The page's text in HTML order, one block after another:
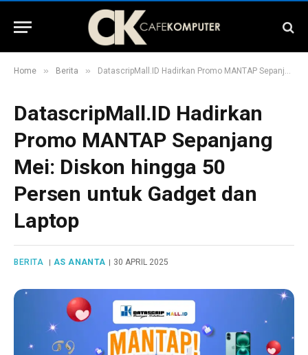
Home » Berita » DatascripMall.ID Hadirkan Promo MANTAP Sepanjang Mei: Diskon hingga 50 Persen untuk Gadget dan Laptop
DatascripMall.ID Hadirkan
Promo MANTAP Sepanjang
Mei: Diskon hingga 50
Persen untuk Gadget dan
Laptop
BERITA AS ANANTA 30 APRIL 2025